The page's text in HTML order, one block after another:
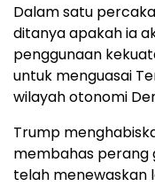
Dalam satu
ditanya apakah ia
penggunaan
untuk menguasai
wilayah otonomi
Trump
membahas perang
telah menewaskan